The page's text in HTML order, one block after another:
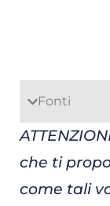
Fonti
che ti
come tali